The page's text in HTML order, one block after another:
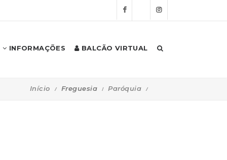
INFORMAÇÕES BALCÃO VIRTUAL
Início Freguesia Paróquia